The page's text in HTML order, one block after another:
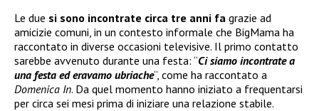
Le due si sono incontrate circa tre anni fa grazie ad
amicizie comuni, in un contesto informale che BigMama ha
raccontato in diverse occasioni televisive. Il primo contatto
sarebbe avvenuto durante una festa: “Ci siamo incontrate a
una festa ed eravamo ubriache“, come ha raccontato a
Domenica In. Da quel momento hanno iniziato a frequentarsi
per circa sei mesi prima di iniziare una relazione stabile.